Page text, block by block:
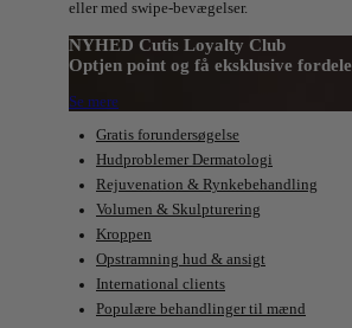
eller med swipe-bevægelser.
NYHED Cutis Loyalty Club
Optjen point og få eksklusive fordele
Se mere
Gratis forundersøgelse
Hudproblemer Dermatologi
Rejuvenation & Rynkebehandling
Volumen & Skulpturering
Kroppen
Opstramning hud & ansigt
International clients
Populære behandlinger til mænd